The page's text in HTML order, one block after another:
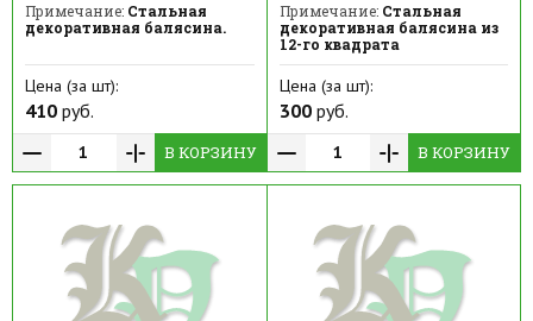
Примечание: Стальная
декоративная балясина.
Цена (за шт):
410 руб.
В КОРЗИНУ
Примечание:Стальная
декоративная балясина из
12-го квадрата
Цена (за шт):
300руб.
В КОРЗИНУ